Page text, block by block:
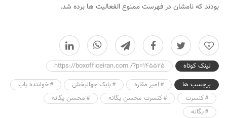
بودند که نامشان در فهرست ممنوع الفعالیت ها برده شد.
0
لینک کوتاه
https://boxofficeiran.com /?p=145525
برچسب ها
امیر مقاره بابک جهانبخش
خواننده پاپ
کنسرت
کنسرت محسن یگانه
محسن یگانه
یگانه